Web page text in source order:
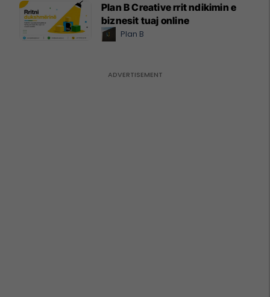
Plan B Creative rrit ndikimin e
biznesit tuaj online
Plan B